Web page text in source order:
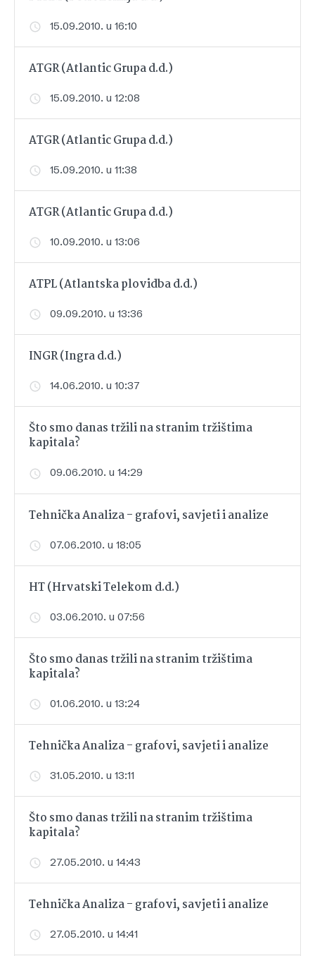
15.09.2010. u 16:10
ATGR (Atlantic Grupa d.d.)
15.09.2010. u 12:08
ATGR (Atlantic Grupa d.d.)
15.09.2010. u 11:38
ATGR (Atlantic Grupa d.d.)
10.09.2010. u 13:06
ATPL (Atlantska plovidba d.d.)
09.09.2010. u 13:36
INGR (Ingra d.d.)
14.06.2010. u 10:37
Što smo danas tržili na stranim tržištima
kapitala?
09.06.2010. u 14:29
Tehnička Analiza - grafovi, savjeti i analize
07.06.2010. u 18:05
HT (Hrvatski Telekom d.d.)
03.06.2010. u 07:56
Što smo danas tržili na stranim tržištima
kapitala?
01.06.2010. u 13:24
Tehnička Analiza - grafovi, savjeti i analize
31.05.2010. u 13:11
Što smo danas tržili na stranim tržištima
kapitala?
27.05.2010. u 14:43
Tehnička Analiza - grafovi, savjeti i analize
27.05.2010. u 14:41